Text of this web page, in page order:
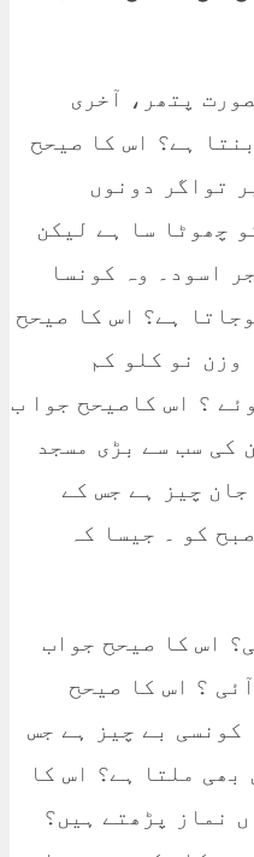
پتھر، آخری
ہے؟ اس کا صیحح
تواگر دونوں
چھوٹا سا ہے لیکن
اسود۔ وہ کونسا
ہے؟ اس کا صیحح
نو کلو کم
؟ اس کاصیحح جوا ب
کی سب سے بڑی مسجد
چیز ہے جس کے
کو ۔ جیسا کہ
اس کا صیحح جواب
؟ اس کا صیحح
کونسی بے چیز ہے جس
ملتا ہے؟ اس کا
نماز پڑھتے ہیں؟